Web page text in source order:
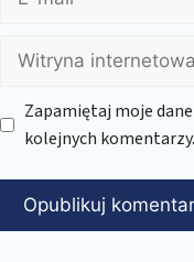
mail
Witryna
internetowa
Zapamiętaj moje
kolejnych komentarzy.